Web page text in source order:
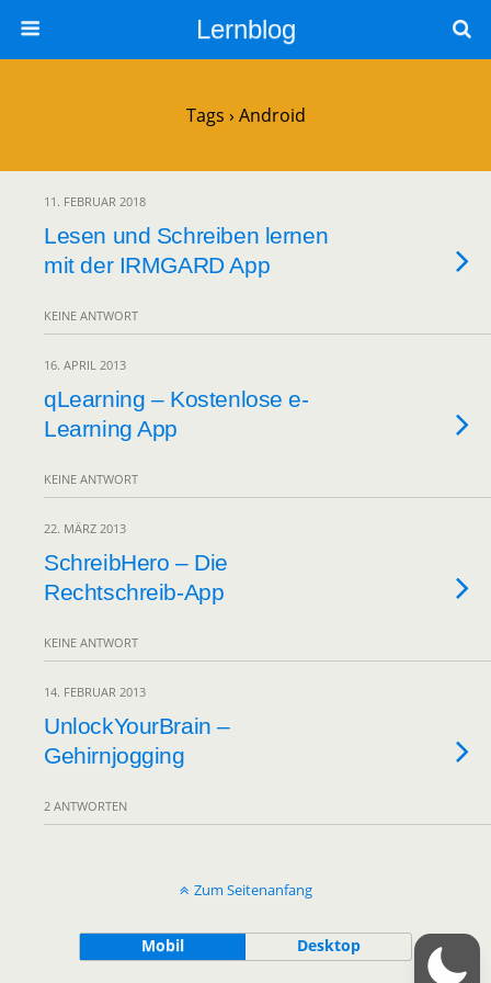
Lernblog
Tags › Android
11. FEBRUAR 2018
Lesen und Schreiben lernen
mit der IRMGARD App
KEINE ANTWORT
16. APRIL 2013
qLearning – Kostenlose e-
Learning App
KEINE ANTWORT
22. MÄRZ 2013
SchreibHero – Die
Rechtschreib-App
KEINE ANTWORT
14. FEBRUAR 2013
UnlockYourBrain –
Gehirnjogging
2 ANTWORTEN
Zum Seitenanfang
Mobil Desktop